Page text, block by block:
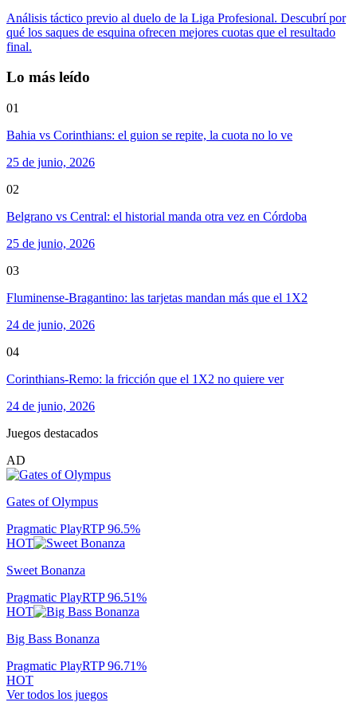
Análisis táctico previo al duelo de la Liga Profesional. Descubrí por
qué los saques de esquina ofrecen mejores cuotas que el resultado
final.
Lo más leído
01
Bahia vs Corinthians: el guion se repite, la cuota no lo ve
25 de junio, 2026
02
Belgrano vs Central: el historial manda otra vez en Córdoba
25 de junio, 2026
03
Fluminense-Bragantino: las tarjetas mandan más que el 1X2
24 de junio, 2026
04
Corinthians-Remo: la fricción que el 1X2 no quiere ver
24 de junio, 2026
Juegos destacados
AD
Gates of Olympus
Pragmatic PlayRTP96.5%
HOT
Sweet Bonanza
Pragmatic PlayRTP96.51%
HOT
Big Bass Bonanza
Pragmatic PlayRTP96.71%
HOT
Ver todos los juegos